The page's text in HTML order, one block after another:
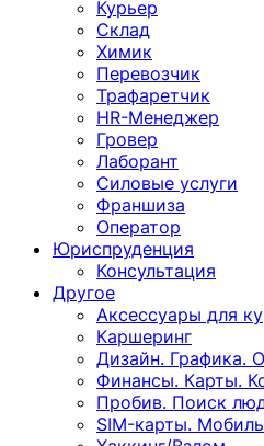
Курьер
Склад
Химик
Перевозчик
Трафаретчик
HR-Менеджер
Гровер
Лаборант
Силовые услуги
Франшиза
Оператор
Юриспруденция
Консультация
Другoе
Аксессуары для
Каршеринг
Дизайн. Графика.
Финансы. Карты.
Пробив. Поиск
SIM-карты.